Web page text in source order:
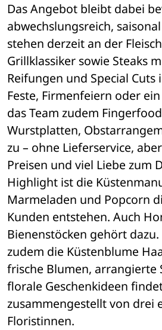
Das Angebot bleibt dabei
abwechslungsreich,
stehen derzeit an der
Grillklassiker sowie Steaks
Reifungen und Special Cuts
Feste, Firmenfeiern oder
das Team zudem
Wurstplatten,
zu – ohne Lieferservice,
Preisen und viel Liebe zum
Highlight ist die
Marmeladen und Popcorn
Kunden entstehen. Auch
Bienenstöcken gehört dazu.
zudem die Küstenblume
frische Blumen, arrangierte
florale Geschenkideen
zusammengestellt von drei
Floristinnen.